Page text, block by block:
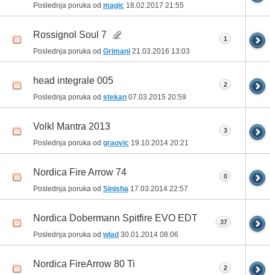
Poslednja poruka od magic 18.02.2017 21:55
Rossignol Soul 7
Poslednja poruka od Grimani 21.03.2016 13:03
1
head integrale 005
Poslednja poruka od stekan 07.03.2015 20:59
2
Volkl Mantra 2013
Poslednja poruka od graovic 19.10.2014 20:21
3
Nordica Fire Arrow 74
Poslednja poruka od Sinisha 17.03.2014 22:57
0
Nordica Dobermann Spitfire EVO EDT
Poslednja poruka od wlad 30.01.2014 08:06
37
Nordica FireArrow 80 Ti 2